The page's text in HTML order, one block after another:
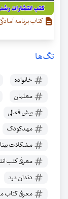
کتاب برنامه
تگ‌ها
خانواده
معلمان
بیش فعالی
مهدکودک
مشکلات
معرفی کتب
دندان درد
معرفی کتاب